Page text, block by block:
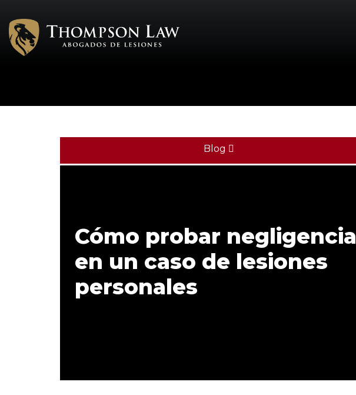
Blog
Cómo probar negligencia
en un caso de lesiones
personales